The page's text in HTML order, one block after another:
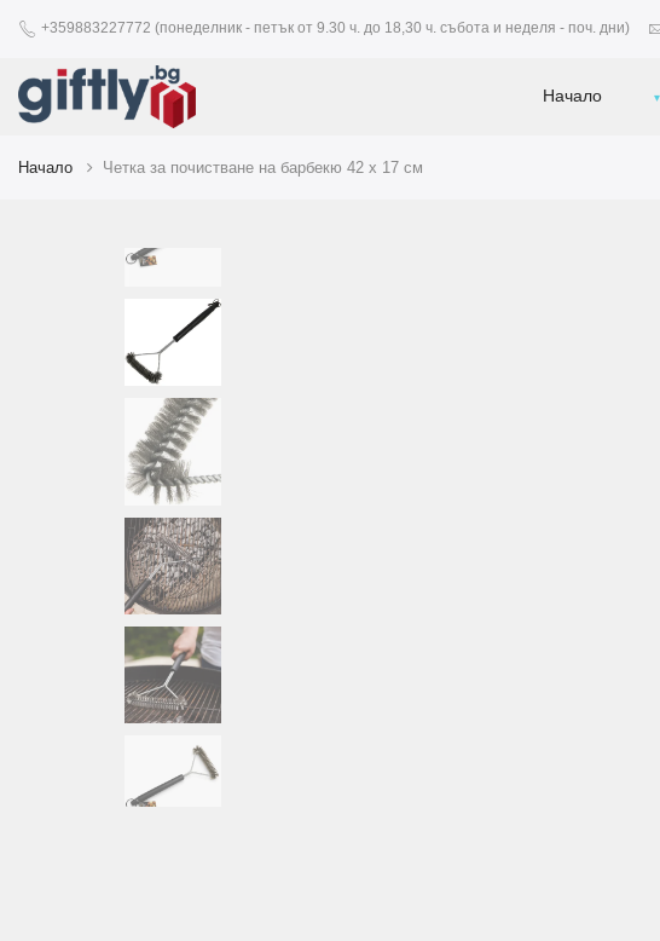
+359883227772 (понеделник - петък от 9.30 ч. до 18,30 ч. събота и неделя - поч. дни)
Начало
Начало Четка за почистване на барбекю 42 x 17 см